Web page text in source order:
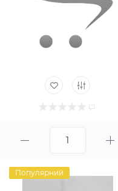
Популярний